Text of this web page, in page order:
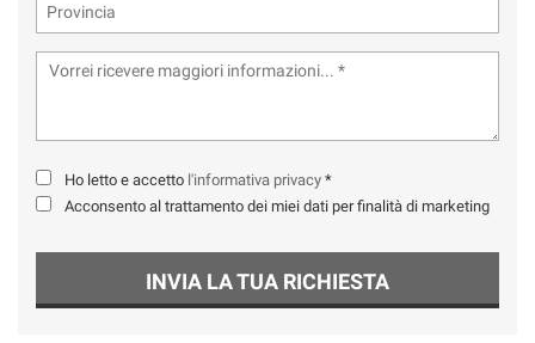
Ho letto e accetto l'informativa privacy *
Acconsento al trattamento dei miei dati per finalità di marketing
INVIA LA TUA RICHIESTA